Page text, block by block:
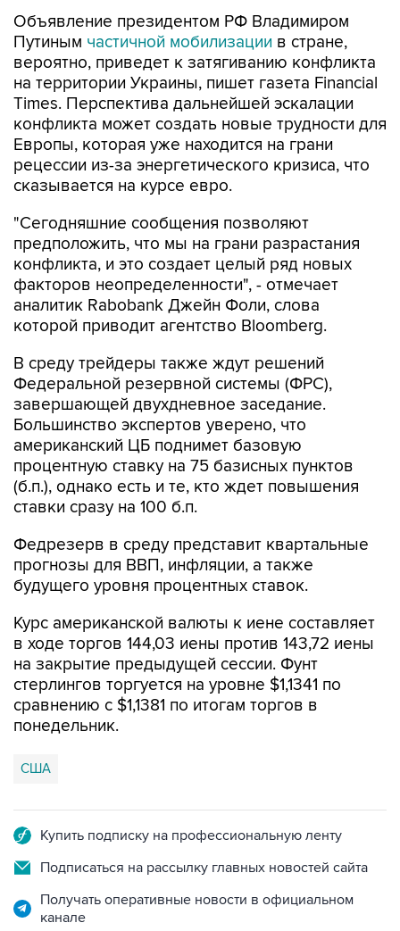
вероятно, приведет к затягиванию конфликта
на территории Украины, пишет газета Financial
Times. Перспектива дальнейшей эскалации
конфликта может создать новые трудности для
Европы, которая уже находится на грани
рецессии из-за энергетического кризиса, что
сказывается на курсе евро.
"Сегодняшние сообщения позволяют
конфликта, и это создает целый ряд новых
факторов неопределенности", - отмечает
аналитик Rabobank Джейн Фоли, слова
которой приводит агентство Bloomberg.
В среду трейдеры также ждут решений
завершающей двухдневное заседание.
Большинство экспертов уверено, что
американский ЦБ поднимет базовую
процентную ставку на 75 базисных пунктов
(б.п.), однако есть и те, кто ждет повышения
ставки сразу на 100 б.п.
Федрезерв в среду представит квартальные
будущего уровня процентных ставок.
Курс американской валюты к иене составляет
на закрытие предыдущей сессии. Фунт
стерлингов торгуется на уровне $1,1341 по
сравнению с $1,1381 по итогам торгов в
понедельник.
США
Подписаться на рассылку главных новостей сайта
Получать оперативные новости в официальном